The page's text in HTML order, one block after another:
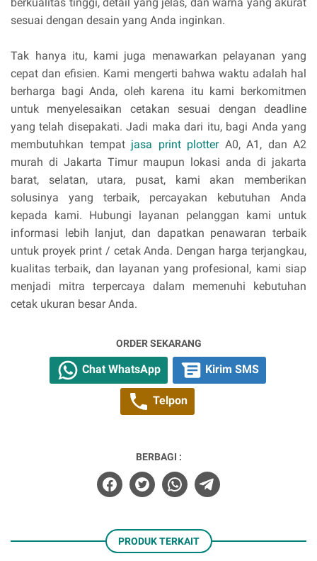
sesuai dengan desain yang Anda inginkan.
Tak hanya itu, kami juga menawarkan pelayanan yang
cepat dan efisien. Kami mengerti bahwa waktu adalah hal
berharga bagi Anda, oleh karena itu kami berkomitmen
untuk menyelesaikan cetakan sesuai dengan deadline
yang telah disepakati. Jadi maka dari itu, bagi Anda yang
membutuhkan tempat jasa print plotterA0, A1, dan A2
murah di Jakarta Timur maupun lokasi anda di jakarta
barat, selatan, utara, pusat, kami akan memberikan
solusinya yang terbaik, percayakan kebutuhan Anda
kepada kami. Hubungi layanan pelanggan kami untuk
informasi lebih lanjut, dan dapatkan penawaran terbaik
untuk proyek print / cetak Anda. Dengan harga terjangkau,
kualitas terbaik, dan layanan yang profesional, kami siap
menjadi mitra terpercaya dalam memenuhi kebutuhan
cetak ukuran besar Anda.
ORDER SEKARANG
Chat WhatsApp Kirim SMS
Telpon
BERBAGI :
PRODUK TERKAIT